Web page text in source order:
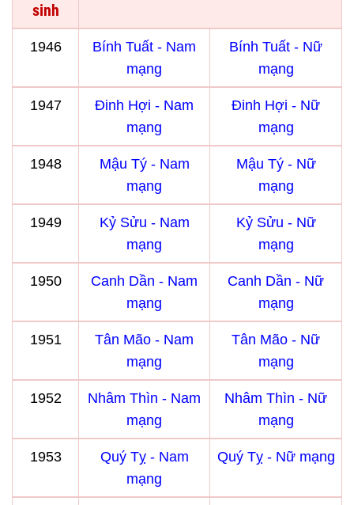
sinh
1946
Bính Tuất - Nam
mạng
Bính Tuất - Nữ
mạng
1947
Đinh Hợi - Nam
mạng
Đinh Hợi - Nữ
mạng
1948
Mậu Tý - Nam
mạng
Mậu Tý - Nữ
mạng
1949
Kỷ Sửu - Nam
mạng
Kỷ Sửu - Nữ
mạng
1950
Canh Dần - Nam
mạng
Canh Dần - Nữ
mạng
1951
Tân Mão - Nam
mạng
Tân Mão - Nữ
mạng
1952
Nhâm Thìn - Nam
mạng
Nhâm Thìn - Nữ
mạng
1953
Quý Tỵ - Nam
mạng
Quý Tỵ - Nữ mạng